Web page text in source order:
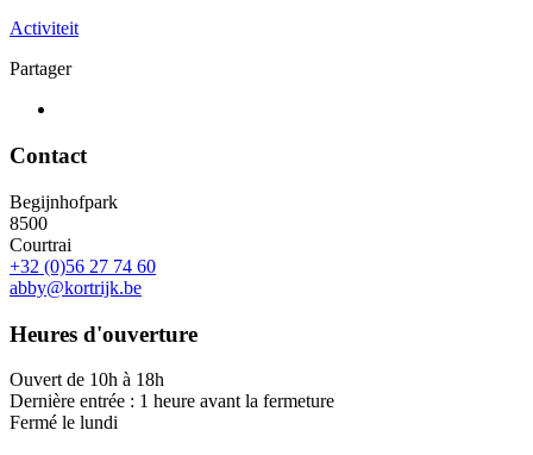
Activiteit
Partager
Contact
Begijnhofpark
8500
Courtrai
+32 (0)56 27 74 60
abby@kortrijk.be
Heures d'ouverture
Ouvert de 10h à 18h
Dernière entrée : 1 heure avant la fermeture
Fermé le lundi